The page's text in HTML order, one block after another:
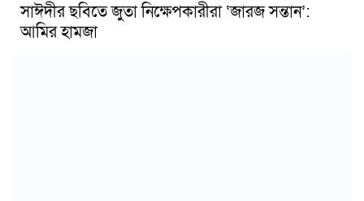
সাঈদীর ছবিতে জুতা নিক্ষেপকারীরা ‘জারজ সন্তান’:
আমির হামজা